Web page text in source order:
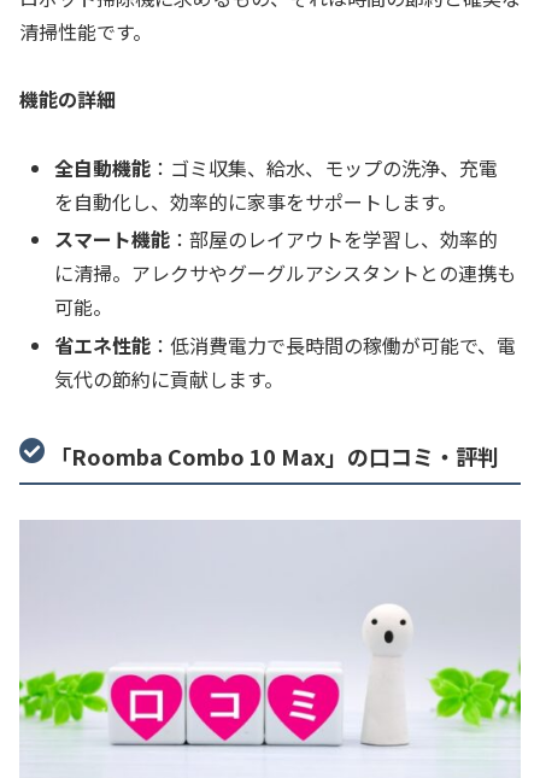
清掃性能です。
機能の詳細
全自動機能 ：ゴミ収集、給水、モップの洗浄、充電
を自動化し、効率的に家事をサポートします。
スマート機能 ：部屋のレイアウトを学習し、効率的
に清掃。アレクサやグーグルアシスタントとの連携も
可能。
省エネ性能 ：低消費電力で長時間の稼働が可能で、電
気代の節約に貢献します。
「Roomba Combo 10 Max」の口コミ・評判